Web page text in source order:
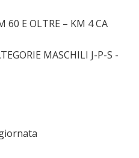
60 E OLTRE – KM 4 CA
MASCHILI J-P-S -